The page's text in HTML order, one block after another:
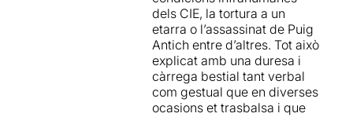
importante de la expresión
corporal. En este sentido, es
bueno mencionar el
magnetismo del actorMartí
Salvatcuya formación en
teatro físico junto con una
buena técnica vocal y su
coherent amb un missatge
expressat de manera poc
subtil. La violència que
exerceix la societat
capitalista, masclista... ha de
ser matèria primera per al
teatre, és clar, però Laia
dels CIE, la tortura a un
etarra o l’assassinat de Puig
Antich entre d’altres. Tot això
explicat amb una duresa i
càrrega bestial tant verbal
com gestual que en diverses
ocasions et trasbalsa i que